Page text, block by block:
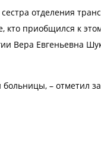
отделения
приобщился к
Вера Евгеньевна
больницы, – отметил